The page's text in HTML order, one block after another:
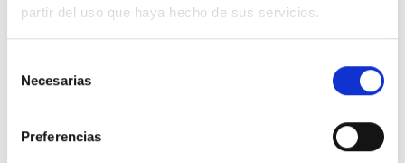
partir del uso que haya hecho de sus servicios.
Necesarias
Preferencias